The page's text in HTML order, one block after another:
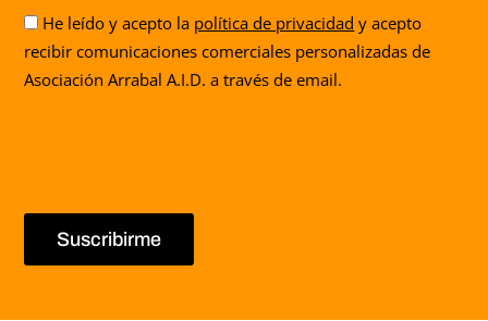
Aceptación
He leído y acepto la política de privacidad y acepto
recibir comunicaciones comerciales personalizadas de
Asociación Arrabal A.I.D. a través de email.
Suscribirme